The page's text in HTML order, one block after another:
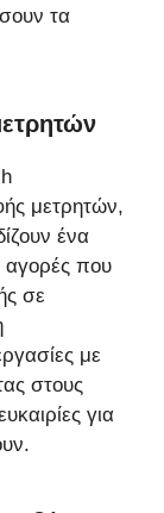
τα
μετρητών,
ένα
που
σε
με
στους
για